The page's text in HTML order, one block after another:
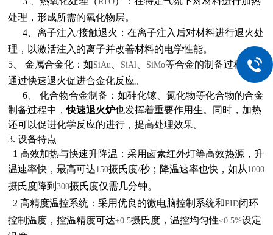
处理，形成所需的氧化物层。
4 、离子注入/接触退火：在离子注入后对材料进行退火处
理，以激活注入的离子并改善材料的电学性能。
5 、 金属合金化：如SiAu SiAl SiMo等合金的制备过程中，
通过快速退火促进合金化反应。
6 、 化合物合金制备：如砷化镓、氮化物等化合物的合金
制备过程中，快速退火炉也发挥着重要作用生。同时，加热
还可以促进化学反应的进行，提高处理效果。
3.设备特点
1高效加热与快速升降温：采用卤素红外灯等高效热源，升
温速率快，最高可达150摄氏度/秒；降温速率也快，如从 1000
摄氏度降到300摄氏度仅需几分钟。
2高精度温控系统：采用优良的微电脑控制系统和PID闭环
控制温度，控温精度可达±0.5摄氏度，温控均匀性≤0.5%设定